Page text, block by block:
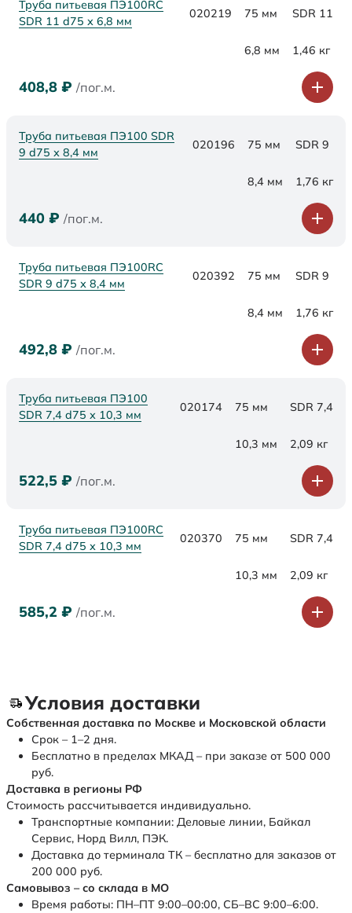
Труба питьевая ПЭ100RC
SDR 11 d75 х 6,8 мм
020219 75 мм SDR 11
6,8 мм 1,46 кг
408,8 ₽ /пог.м.
Труба питьевая ПЭ100 SDR
9 d75 х 8,4 мм
020196 75 мм SDR 9
8,4 мм 1,76 кг
440 ₽ /пог.м.
Труба питьевая ПЭ100RC
SDR 9 d75 х 8,4 мм
020392 75 мм SDR 9
8,4 мм 1,76 кг
492,8 ₽ /пог.м.
Труба питьевая ПЭ100
SDR 7,4 d75 х 10,3 мм
020174 75 мм SDR 7,4
10,3 мм 2,09 кг
522,5 ₽ /пог.м.
Труба питьевая ПЭ100RC
SDR 7,4 d75 х 10,3 мм
020370 75 мм SDR 7,4
10,3 мм 2,09 кг
585,2 ₽ /пог.м.
Условия доставки
Собственная доставка по Москве и Московской области
Срок – 1–2 дня.
Бесплатно в пределах МКАД – при заказе от 500 000
руб.
Доставка в регионы РФ
Стоимость рассчитывается индивидуально.
Транспортные компании: Деловые линии, Байкал
Сервис, Норд Вилл, ПЭК.
Доставка до терминала ТК – бесплатно для заказов от
200 000 руб.
Самовывоз – со склада в МО
Время работы: ПН–ПТ 9:00–00:00, СБ–ВС 9:00–6:00.